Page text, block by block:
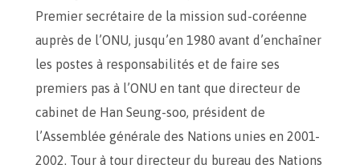
Premier secrétaire de la mission sud-coréenne
auprès de l’ONU, jusqu’en 1980 avant d’enchaîner
les postes à responsabilités et de faire ses
premiers pas à l’ONU en tant que directeur de
cabinet de Han Seung-soo, président de
l’Assemblée générale des Nations unies en 2001-
2002. Tour à tour directeur du bureau des Nations